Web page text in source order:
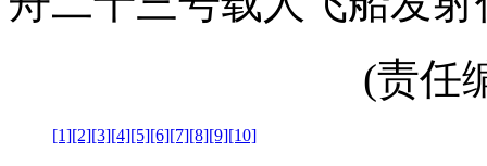
(责任
[1][2][3][4][5][6][7][8][9][10]